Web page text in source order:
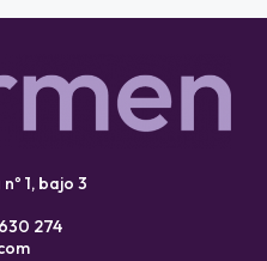
1, bajo 3
274